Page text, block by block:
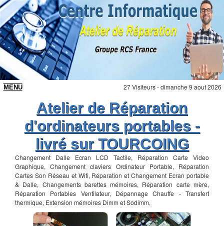
27 Visiteurs - dimanche 9 aout 2026
Atelier de Réparation
d'ordinateurs portables -
livré sur TOURCOING
Changement Dalle Ecran LCD Tactile, Réparation Carte Video
Graphique, Changement claviers Ordinateur Portable, Réparation
Cartes Son Réseau et Wifi, Réparation et Changement Ecran portable
& Dalle, Changements barettes mémoires, Réparation carte mère,
Réparation Portables Ventilateur, Dépannage Chauffe - Transfert
thermique, Extension mémoires Dimm et Sodimm,